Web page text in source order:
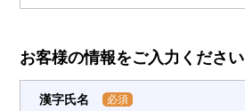
その他
お客様の情報をご入力ください
漢字氏名 必須